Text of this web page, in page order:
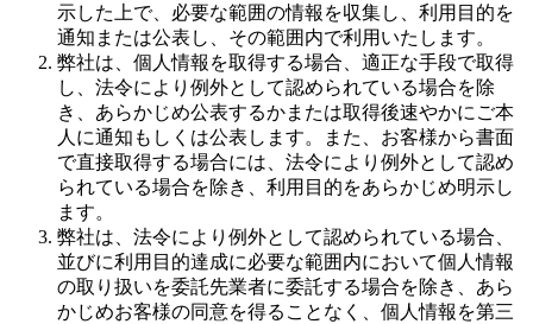
示した上で、必要な範囲の情報を収集し、利用目的を
通知または公表し、その範囲内で利用いたします。
弊社は、個人情報を取得する場合、適正な手段で取得
し、法令により例外として認められている場合を除
き、あらかじめ公表するかまたは取得後速やかにご本
人に通知もしくは公表します。また、お客様から書面
で直接取得する場合には、法令により例外として認め
られている場合を除き、利用目的をあらかじめ明示し
ます。
弊社は、法令により例外として認められている場合、
並びに利用目的達成に必要な範囲内において個人情報
の取り扱いを委託先業者に委託する場合を除き、あら
かじめお客様の同意を得ることなく、個人情報を第三